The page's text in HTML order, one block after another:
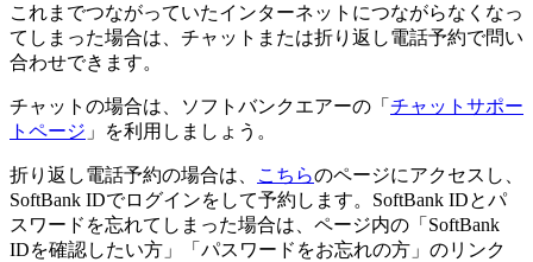
これまでつながっていたインターネットにつながらなくなっ
てしまった場合は、チャットまたは折り返し電話予約で問い
合わせできます。
チャットの場合は、ソフトバンクエアーの「 チャットサポー
トページ 」を利用しましょう。
折り返し電話予約の場合は、 こちらのページにアクセスし、
SoftBank IDでログインをして予約します。SoftBank IDとパ
スワードを忘れてしまった場合は、ページ内の「SoftBank
IDを確認したい方」「パスワードをお忘れの方」のリンク